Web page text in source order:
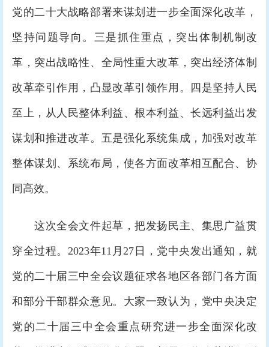
党的二十大战略部署来谋划进一步全面深化改革，
坚持问题导向。三是抓住重点，突出体制机制改
革，突出战略性、全局性重大改革，突出经济体制
改革牵引作用，凸显改革引领作用。四是坚持人民
至上，从人民整体利益、根本利益、长远利益出发
谋划和推进改革。五是强化系统集成，加强对改革
整体谋划、系统布局，使各方面改革相互配合、协
同高效。
这次全会文件起草，把发扬民主、集思广益贯
穿全过程。2023年11月27日，党中央发出通知，就
党的二十届三中全会议题征求各地区各部门各方面
和部分干部群众意见。大家一致认为，党中央决定
党的二十届三中全会重点研究进一步全面深化改